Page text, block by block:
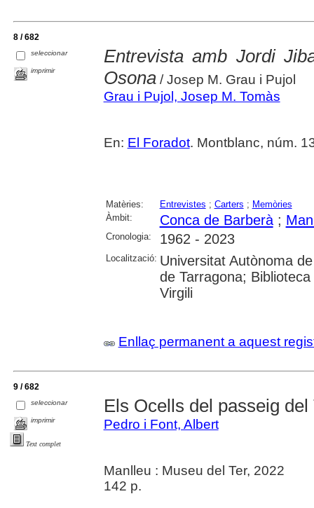
8 / 682
seleccionar
imprimir
Entrevista amb Jordi
Osona/ Josep M. Grau i Pujol
Grau i Pujol, Josep M. Tomàs
En: El Foradot. Montblanc, núm.
Matèries: Entrevistes ; Carters ; Memòries
Àmbit:
Conca de Barberà;
Cronologia: 1962 - 2023
Localització: Universitat Autònoma
de Tarragona;
Virgili
Enllaç permanent a aquest
9 / 682
seleccionar
imprimir
Text complet
Els Ocells del passeig del
Pedro i Font, Albert
Manlleu : Museu del Ter, 2022
142 p.